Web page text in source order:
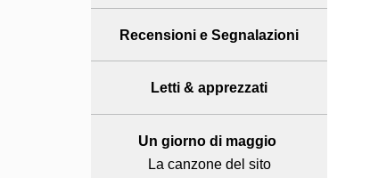
Recensioni e Segnalazioni
Letti & apprezzati
Un giorno di maggio
La canzone del sito